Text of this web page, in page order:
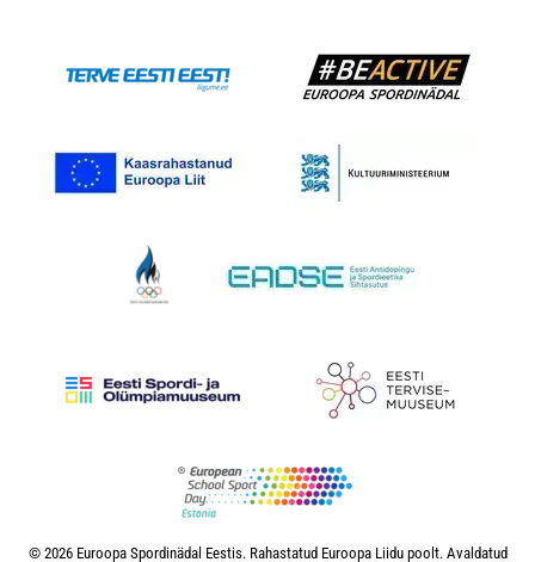
© 2026 Euroopa Spordinädal Eestis. Rahastatud Euroopa Liidu poolt. Avaldatud